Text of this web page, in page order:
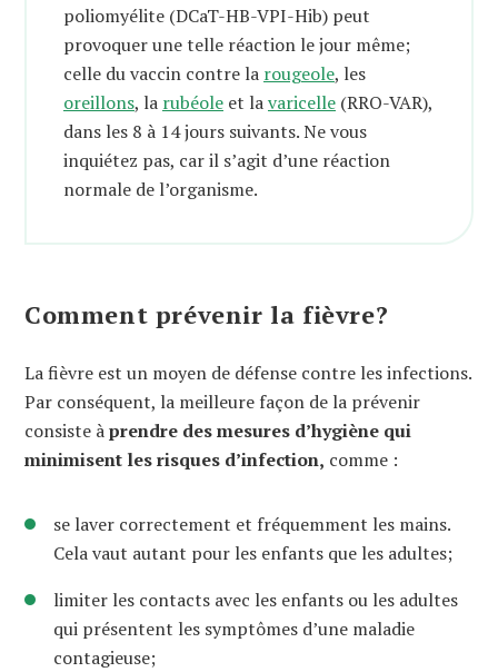
poliomyélite (DCaT-HB-VPI-Hib) peut
provoquer une telle réaction le jour même;
celle du vaccin contre la rougeole, les
oreillons, la rubéole et lavaricelle (RRO-VAR),
dans les 8 à 14 jours suivants. Ne vous
inquiétez pas, car il s’agit d’une réaction
normale de l’organisme.
Comment prévenir la fièvre?
La fièvre est un moyen de défense contre les infections.
Par conséquent, la meilleure façon de la prévenir
consiste àprendre des mesures d’hygiène qui
minimisent les risques d’infection, comme :
se laver correctement et fréquemment les mains.
Cela vaut autant pour les enfants que les adultes;
limiter les contacts avec les enfants ou les adultes
qui présentent les symptômes d’une maladie
contagieuse;